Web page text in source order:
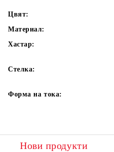
Цвят:
Материал:
Хастар:
Стелка:
Форма на тока:
Нови продукти